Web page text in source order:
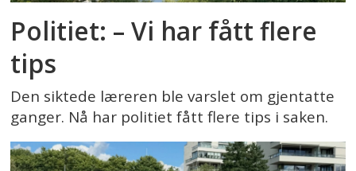
Politiet: – Vi har fått flere
tips
Den siktede læreren ble varslet om gjentatte
ganger. Nå har politiet fått flere tips i saken.